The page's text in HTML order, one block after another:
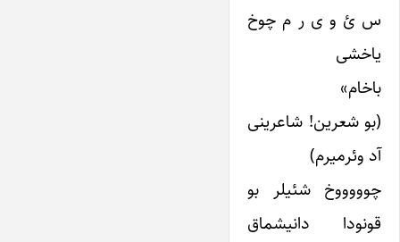
س ئ و ی ر م چوخ
یاخشی
باخام»
(بو شعرین! شاعرینی
آد وئرمیرم)
چوووووخ شئیلر بو
قونودا دانیشماق